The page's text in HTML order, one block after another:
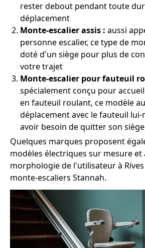
rester debout pendant toute
déplacement
Monte-escalier assis : aussi
personne escalier, ce type de
doté d'un siège pour plus de
votre trajet
Monte-escalier pour fauteuil
spécialement conçu pour
en fauteuil roulant, ce modèle
déplacement avec le fauteuil lui-
avoir besoin de quitter son siège
Quelques marques proposent
modèles électriques sur mesure et
morphologie de l'utilisateur à
monte-escaliers Stannah.